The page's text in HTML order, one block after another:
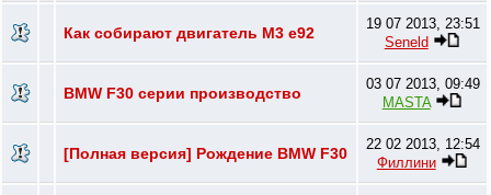
Как собирают двигатель М3 е92
19 07 2013, 23:51
Seneld
BMW F30 серии производство
03 07 2013, 09:49
MASTA
[Полная версия] Рождение BMW F30
22 02 2013, 12:54
Филлини